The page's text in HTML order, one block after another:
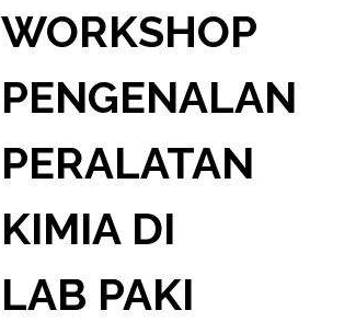
WORKSHOP
PENGENALAN
PERALATAN
KIMIA DI
LAB PAKI